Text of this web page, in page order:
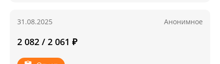
31.08.2025 Анонимное
2 082 / 2 061 ₽